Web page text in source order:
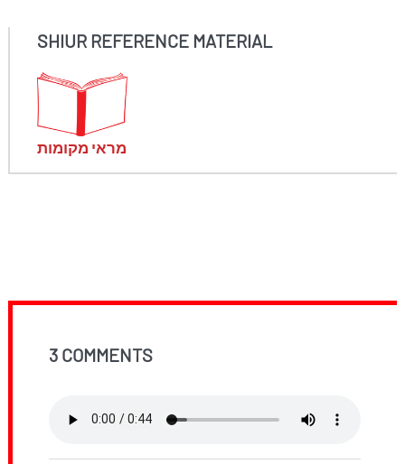
SHIUR REFERENCE MATERIAL
מראי מקומות
3 COMMENTS